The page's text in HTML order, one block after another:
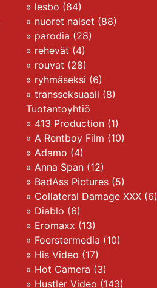
» lesbo (84)
» nuoret naiset (88)
» parodia (28)
» rehevät (4)
» rouvat (28)
» ryhmäseksi (6)
» transseksuaali (8)
Tuotantoyhtiö
» 413 Production(1)
» A Rentboy Film (10)
» Adamo (4)
» Anna Span(12)
» BadAss Pictures(5)
» Collateral Damage XXX(6)
» Diablo (6)
» Eromaxx (13)
» Foerstermedia (10)
» His Video (17)
» Hot Camera (3)
» Hustler Video (143)